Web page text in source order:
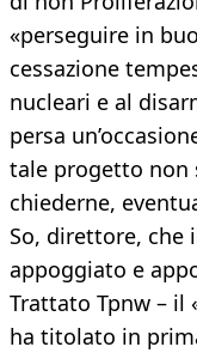
«perseguire in
cessazione
nucleari e al
persa
tale progetto non
chiederne,
So, direttore, che
appoggiato e
Trattato Tpnw – il
ha titolato in